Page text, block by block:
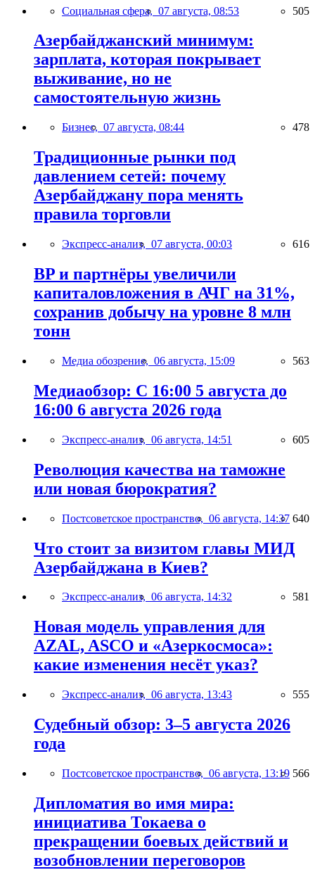
Социальная сфера, 07 августа, 08:53 505
Азербайджанский минимум:
зарплата, которая покрывает
выживание, но не
самостоятельную жизнь
Бизнес, 07 августа, 08:44 478
Традиционные рынки под
давлением сетей: почему
Азербайджану пора менять
правила торговли
Экспресс-анализ, 07 августа, 00:03 616
BP и партнёры увеличили
капиталовложения в АЧГ на 31%,
сохранив добычу на уровне 8 млн
тонн
Медиа обозрение, 06 августа, 15:09 563
Медиаобзор: С 16:00 5 августа до
16:00 6 августа 2026 года
Экспресс-анализ, 06 августа, 14:51 605
Революция качества на таможне
или новая бюрократия?
Постсоветское пространство, 06 августа, 14:37 640
Что стоит за визитом главы МИД
Азербайджана в Киев?
Экспресс-анализ, 06 августа, 14:32 581
Новая модель управления для
AZAL, ASCO и «Азеркосмоса»:
какие изменения несёт указ?
Экспресс-анализ, 06 августа, 13:43 555
Судебный обзор: 3–5 августа 2026
года
Постсоветское пространство, 06 августа, 13:19 566
Дипломатия во имя мира:
инициатива Токаева о
прекращении боевых действий и
возобновлении переговоров